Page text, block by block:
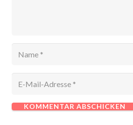
KOMMENTAR ABSCHICKEN